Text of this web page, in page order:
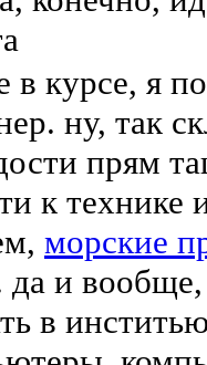
в курсе, я
ну, так
прям
к
морские
и
в